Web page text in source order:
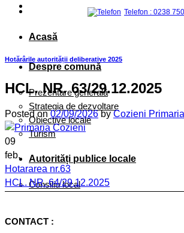
Acasă
Despre comună
Prezentare generală
Strategia de dezvoltare
Obiective locale
Turism
Autorități publice locale
Consiliu local
Primăria
Telefon : 0238
Hotărârile autorității deliberative 2025
HCL. NR. 63/29.12.2025
Posted on02/09/2026 byCozieni Primaria
09
feb.
Hotararea nr.63
HCL. NR. 64/29.12.2025
CONTACT :